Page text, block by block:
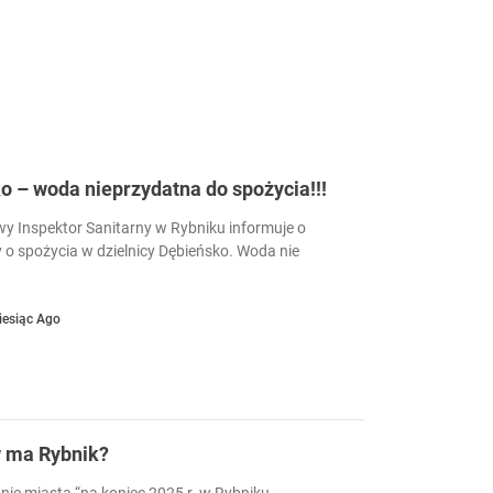
– woda nieprzydatna do spożycia!!!
Inspektor Sanitarny w Rybniku informuje o
spożycia w dzielnicy Dębieńsko. Woda nie
Ago
Rybnik?